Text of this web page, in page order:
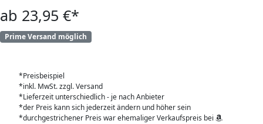
ab 23,95 €*
Prime Versand möglich
*Preisbeispiel
*inkl. MwSt. zzgl. Versand
*Lieferzeit unterschiedlich - je nach Anbieter
*der Preis kann sich jederzeit ändern und höher sein
*durchgestrichener Preis war ehemaliger Verkaufspreis bei